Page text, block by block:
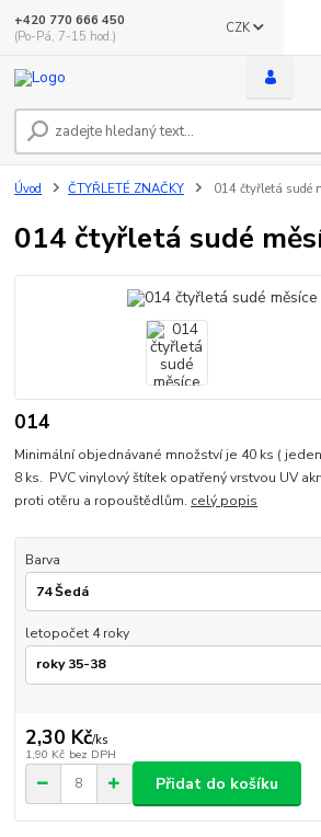
CZK
+420 770 666 450
(Po-Pá, 7-15 hod.)
Úvod ČTYŘLETÉ ZNAČKY 014 čtyřletá sudé
014 čtyřletá sudé
014
Minimální objednávané množství je 40 ks (
8 ks. PVC vinylový štítek opatřený vrstvou UV
proti otěru a ropouštědlům. celý popis
Barva
letopočet 4 roky
2,30 Kč/ks
1,90 Kč bez DPH
Přidat do košíku